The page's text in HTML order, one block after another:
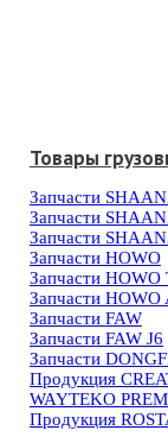
Товары
Запчасти
Запчасти
Запчасти
Запчасти HOWO
Запчасти HOWO
Запчасти HOWO
Запчасти FAW
Запчасти FAW J6
Запчасти
Продукция
WAYTEKO
Продукция